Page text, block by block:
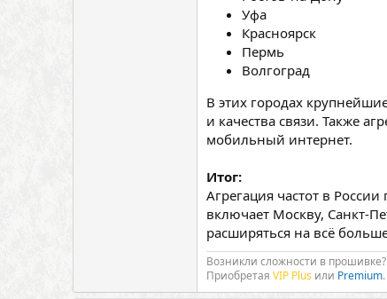
Уфа
Красноярск
Пермь
Волгоград
В этих городах
и качества связи. Также
мобильный интернет.
Итог:
Агрегация частот в
включает Москву, Санкт-
расширяться на всё
Возникли сложности в
Приобретая VIP Plus или Premium